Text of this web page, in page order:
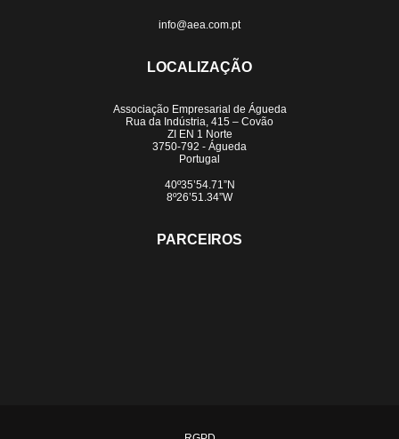
info@aea.com.pt
LOCALIZAÇÃO
Associação Empresarial de Águeda
Rua da Indústria, 415 – Covão
ZI EN 1 Norte
3750-792 - Águeda
Portugal
40º35’54.71”N
8º26’51.34”W
PARCEIROS